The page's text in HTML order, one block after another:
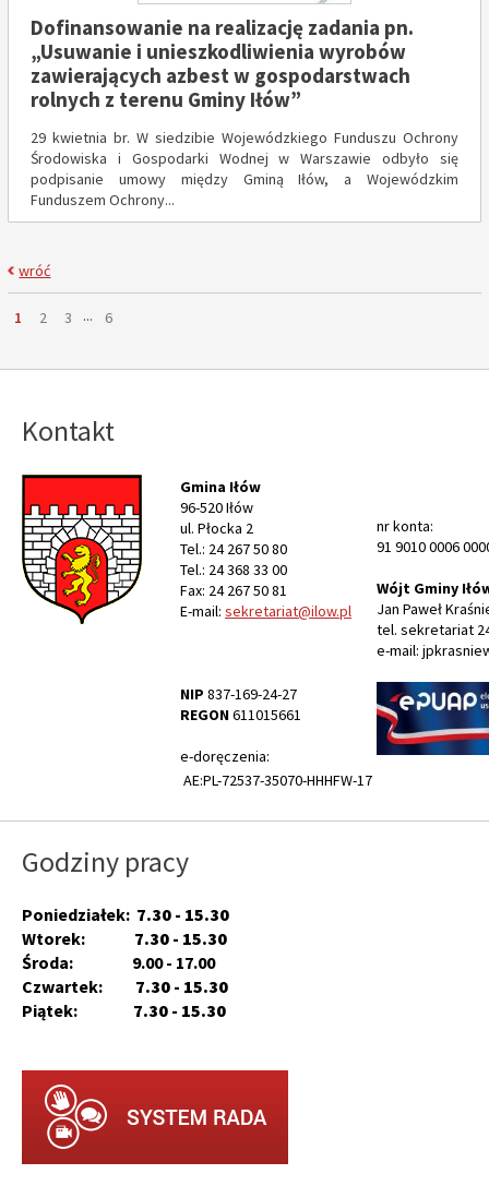
Dofinansowanie na realizację zadania pn.
„Usuwanie i unieszkodliwienia wyrobów
zawierających azbest w gospodarstwach
rolnych z terenu Gminy Iłów”
29 kwietnia br. W siedzibie Wojewódzkiego Funduszu Ochrony
Środowiska i Gospodarki Wodnej w Warszawie odbyło się
podpisanie umowy między Gminą Iłów, a Wojewódzkim
Funduszem Ochrony...
wróć
Strona
Strona
1 Strona
2 Strona
3 ... Strona
6
Kontakt
Gmina Iłów
96-520 Iłów
ul. Płocka 2
Tel.: 24 267 50 80
Tel.: 24 368 33 00
Fax: 24 267 50 81
E-mail: sekretariat@ilow.pl
NIP 837-169-24-27
REGON611015661
e-doręczenia:
AE:PL-72537-35070-HHHFW-17
nr konta:
91 9010 0006
Wójt Gminy
Jan Paweł
tel. sekretariat
e-mail:
Godziny pracy
Poniedziałek: 7.30 - 15.30
Wtorek: 7.30 - 15.30
Środa: 9.00 - 17.00
Czwartek: 7.30 - 15.30
Piątek: 7.30 - 15.30